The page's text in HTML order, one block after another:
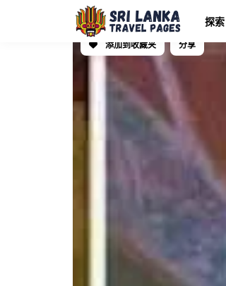
探索
添加到收藏夹
分享